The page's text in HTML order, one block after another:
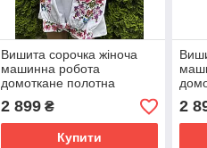
Вишита сорочка жіноча
машинна робота
домоткане полотна
окружність грудей виробу
126 см. розмір 54
2 899₴
Купити
100
2